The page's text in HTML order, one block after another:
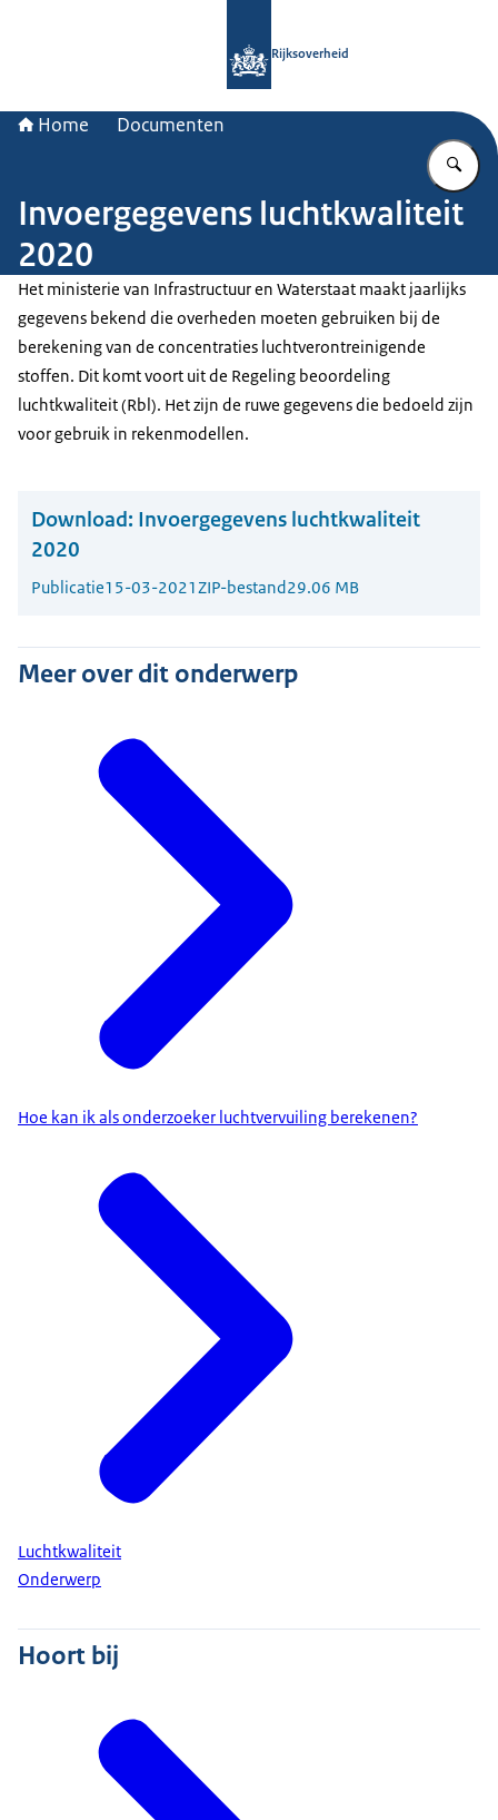
Rijksoverheid
Home Documenten
Invoergegevens luchtkwaliteit
2020
Het ministerie van Infrastructuur en Waterstaat maakt jaarlijks
gegevens bekend die overheden moeten gebruiken bij de
berekening van de concentraties luchtverontreinigende
stoffen. Dit komt voort uit de Regeling beoordeling
luchtkwaliteit (Rbl). Het zijn de ruwe gegevens die bedoeld zijn
voor gebruik in rekenmodellen.
Download: Invoergegevens luchtkwaliteit
2020
Publicatie15-03-2021ZIP-bestand29.06 MB
Meer over dit onderwerp
Hoe kan ik als onderzoeker luchtvervuiling berekenen?
Luchtkwaliteit
Onderwerp
Hoort bij